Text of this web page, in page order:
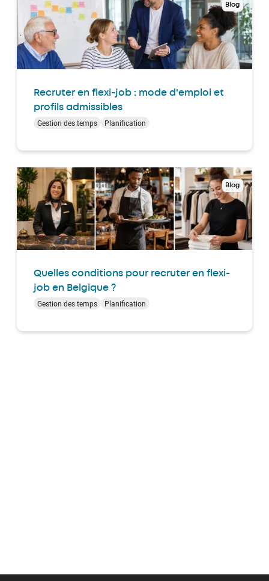
Blog
Recruter en flexi-job : mode d'emploi et
profils admissibles
Gestion des temps Planification
Blog
Quelles conditions pour recruter en flexi-
job en Belgique ?
Gestion des temps Planification